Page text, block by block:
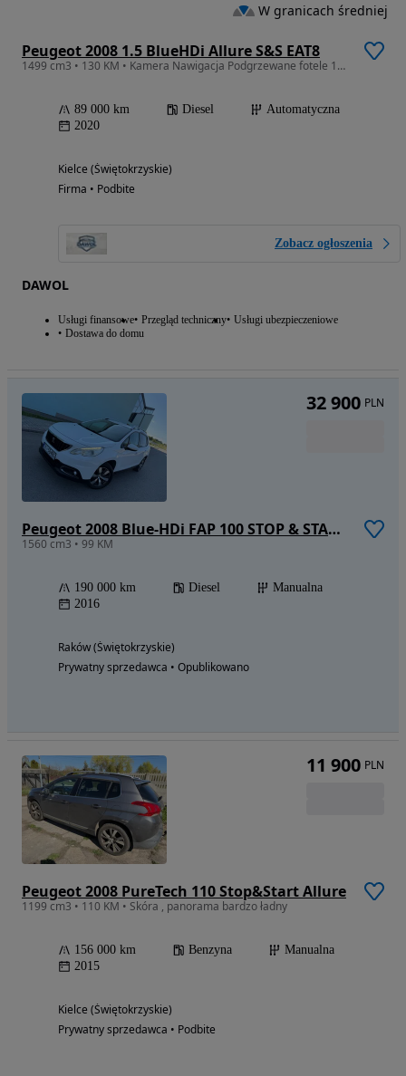
Peugeot 2008 1.5 BlueHDi Allure S&S EAT8
1499 cm3 • 130 KM • Kamera Nawigacja Podgrzewane fotele 100% bezwypadkowy Hak
89 000 km Diesel
Automatyczna
2020
Kielce (Świętokrzyskie)
Firma • Podbite
Zobacz ogłoszenia
DAWOL
Usługi finansowe Przegląd techniczny Usługi ubezpieczeniowe
Dostawa do domu
W granicach średniej
Peugeot 2008 Blue-HDi FAP 100 STOP & START Style
1560 cm3 • 99 KM
190 000 km Diesel
Manualna
2016
Raków (Świętokrzyskie)
Prywatny sprzedawca • Opublikowano
32 900 PLN
Peugeot 2008 PureTech 110 Stop&Start Allure
1199 cm3 • 110 KM • Skóra , panorama bardzo ładny
156 000 km Benzyna
Manualna
2015
Kielce (Świętokrzyskie)
Prywatny sprzedawca • Podbite
11 900 PLN